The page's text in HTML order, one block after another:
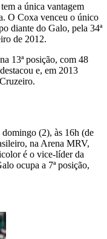
a única vantagem
O Coxa venceu o único
diante do Galo, pela 34ª
de 2012.
13ª posição, com 48
e, em 2013
(2), às 16h (de
na Arena MRV,
é o vice-líder da
ocupa a 7ª posição,